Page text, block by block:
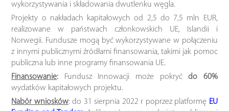
wykorzystywania i składowania dwutlenku węgla.
Projekty o nakładach kapitałowych od 2,5 do 7,5 mln EUR,
realizowane w państwach członkowskich UE, Islandii i
Norwegii. Fundusze mogą być wykorzystywane w połączeniu
z innymi publicznymi źródłami finansowania, takimi jak pomoc
publiczna lub inne programy finansowania UE.
Finansowanie: Fundusz Innowacji może pokryćdo 60%
wydatków kapitałowych projektu.
Nabór wniosków: do 31 sierpnia 2022 r poprzez platformę EU